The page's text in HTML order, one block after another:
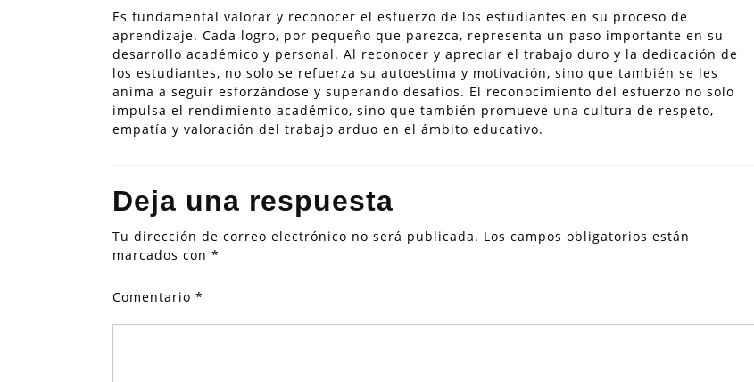
Es fundamental valorar y reconocer el esfuerzo de los estudiantes en su proceso de
aprendizaje. Cada logro, por pequeño que parezca, representa un paso importante en su
desarrollo académico y personal. Al reconocer y apreciar el trabajo duro y la dedicación de
los estudiantes, no solo se refuerza su autoestima y motivación, sino que también se les
anima a seguir esforzándose y superando desafíos. El reconocimiento del esfuerzo no solo
impulsa el rendimiento académico, sino que también promueve una cultura de respeto,
empatía y valoración del trabajo arduo en el ámbito educativo.
Deja una respuesta
Tu dirección de correo electrónico no será publicada. Los campos obligatorios están
marcados con *
Comentario *